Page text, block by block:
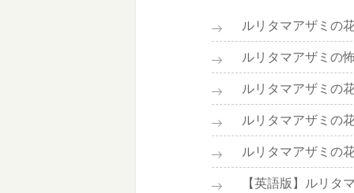
ルリタマアザミの
ルリタマアザミの
ルリタマアザミの
ルリタマアザミの
ルリタマアザミの
【英語版】ルリタ